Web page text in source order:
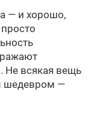
— и хорошо,
Не всякая вещь
шедевром —